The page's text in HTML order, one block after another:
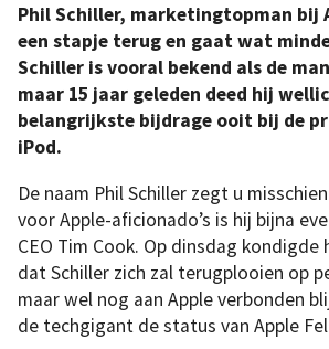
Phil Schiller, marketingtopman bij
een stapje terug en gaat wat
Schiller is vooral bekend als de
maar 15 jaar geleden deed hij
belangrijkste bijdrage ooit bij de
iPod.
De naam Phil Schiller zegt u
voor Apple-aficionado’s is hij bijna
CEO Tim Cook. Op dinsdag kondigde
dat Schiller zich zal terugplooien op
maar wel nog aan Apple verbonden
de techgigant de status van Apple